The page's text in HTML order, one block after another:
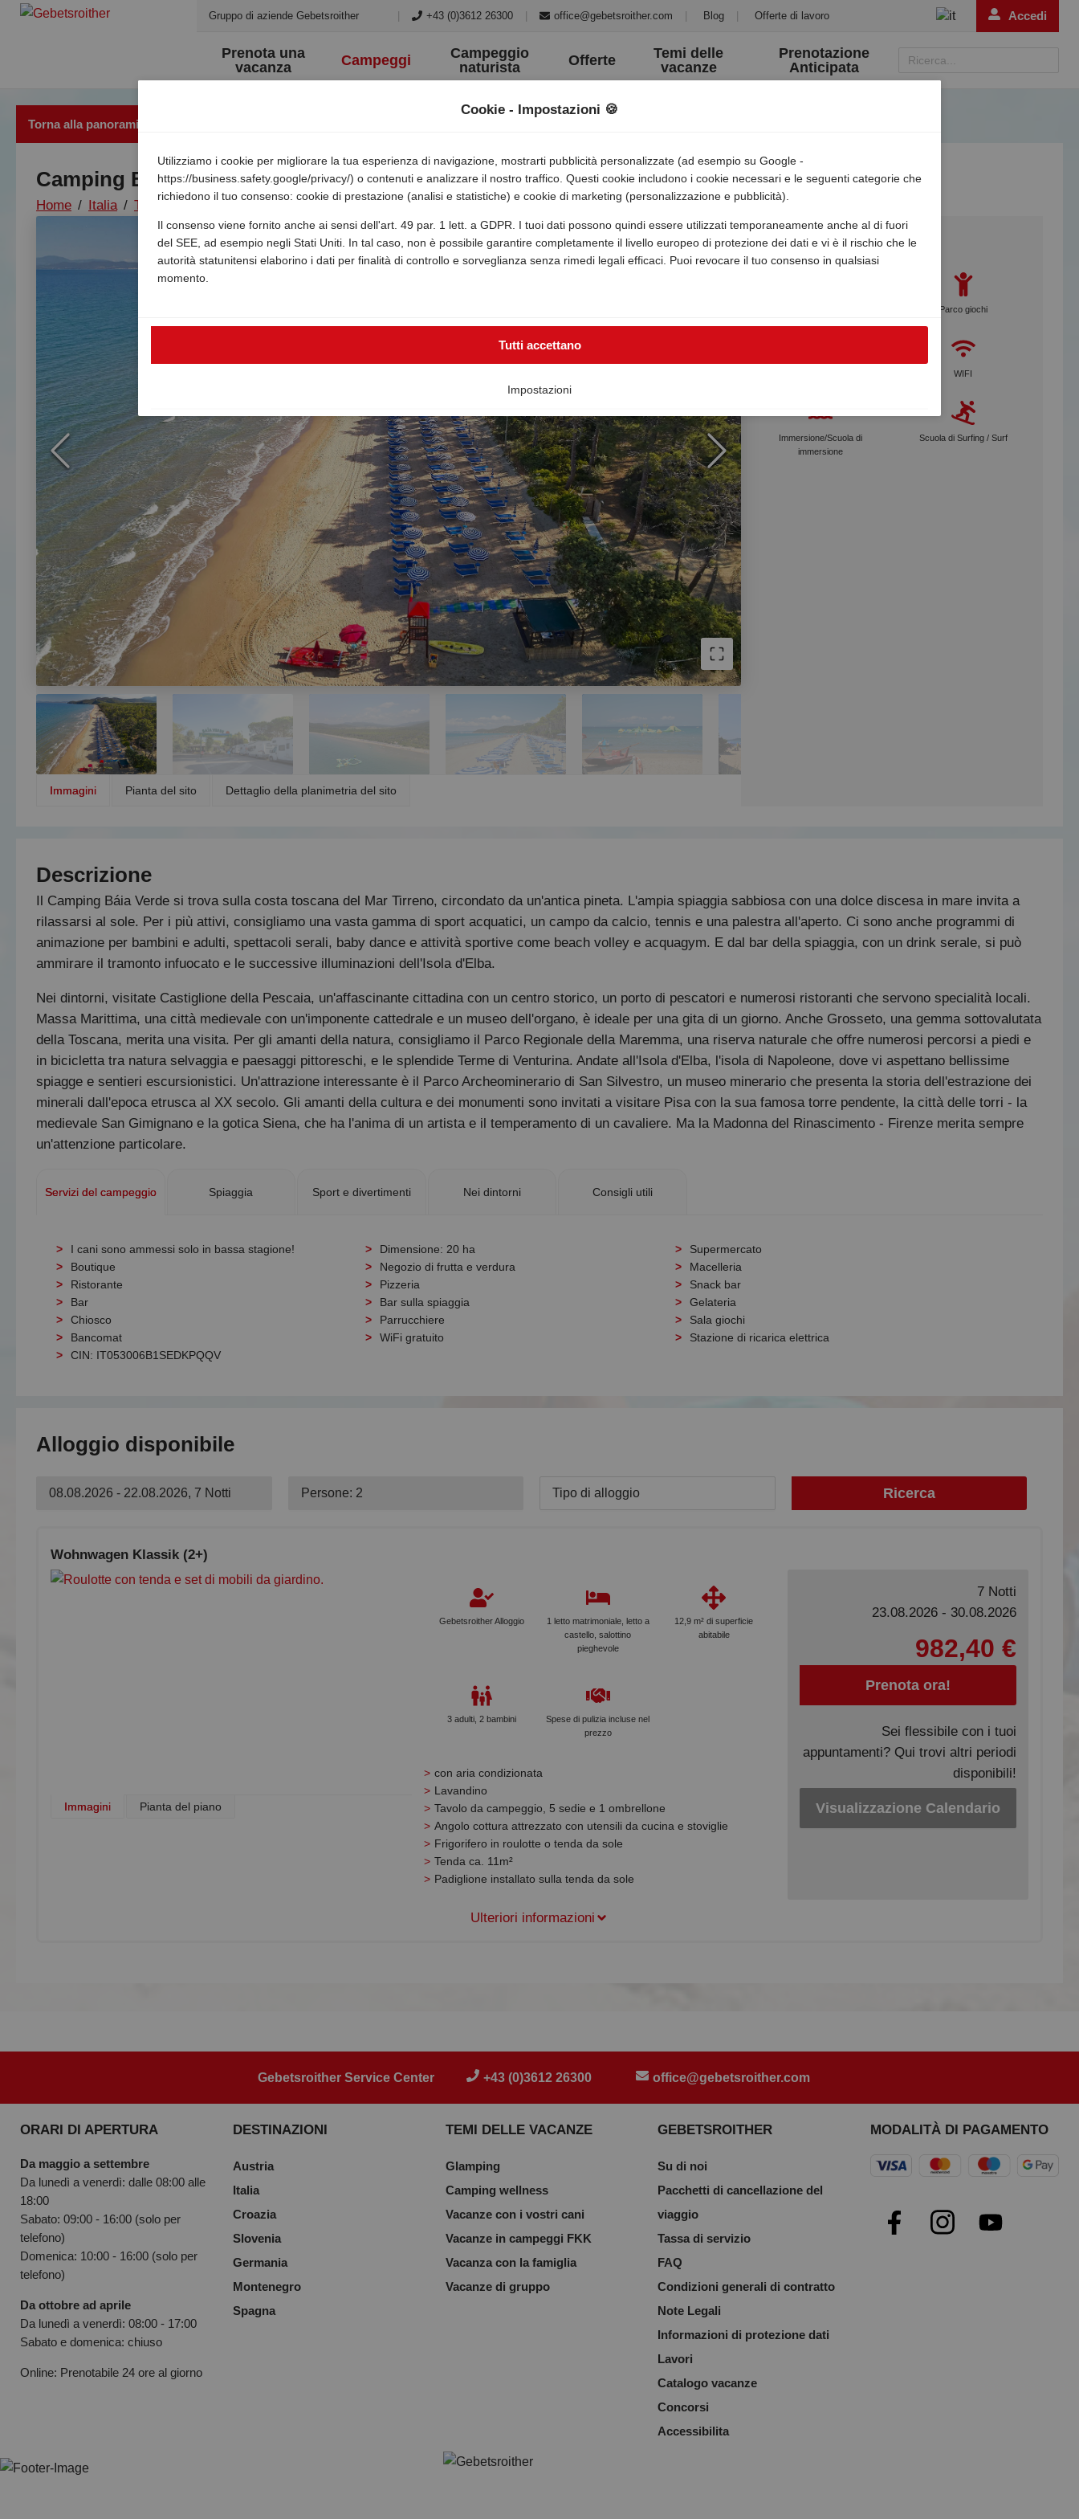
Gruppo di aziende Gebetsroither | +43 (0)3612 26300 | office@gebetsroither.com | Blog | Offerte di lavoro Accedi
Prenota una
vacanza
Campeggi
Campeggio
naturista
Offerte
Temi delle
vacanze
Prenotazione
Anticipata
Ricerca...
Torna alla panoramica
Camping Baia Verde
Home / Italia / Toscana / Castiglione / Camping baia verde
Immagini Pianta del sito Dettaglio della planimetria del sito
Services
Parco giochi
WIFI
Immersione/Scuola di
immersione
Scuola di Surfing / Surf
Descrizione
Il Camping Báia Verde si trova sulla costa toscana del Mar Tirreno, circondato da un'antica pineta. L'ampia spiaggia sabbiosa con una dolce discesa in mare invita a
rilassarsi al sole. Per i più attivi, consigliamo una vasta gamma di sport acquatici, un campo da calcio, tennis e una palestra all'aperto. Ci sono anche programmi di
animazione per bambini e adulti, spettacoli serali, baby dance e attività sportive come beach volley e acquagym. E dal bar della spiaggia, con un drink serale, si può
ammirare il tramonto infuocato e le successive illuminazioni dell'Isola d'Elba.
Nei dintorni, visitate Castiglione della Pescaia, un'affascinante cittadina con un centro storico, un porto di pescatori e numerosi ristoranti che servono specialità locali.
Massa Marittima, una città medievale con un'imponente cattedrale e un museo dell'organo, è ideale per una gita di un giorno. Anche Grosseto, una gemma sottovalutata
della Toscana, merita una visita. Per gli amanti della natura, consigliamo il Parco Regionale della Maremma, una riserva naturale che offre numerosi percorsi a piedi e
in bicicletta tra natura selvaggia e paesaggi pittoreschi, e le splendide Terme di Venturina. Andate all'Isola d'Elba, l'isola di Napoleone, dove vi aspettano bellissime
spiagge e sentieri escursionistici. Un'attrazione interessante è il Parco Archeominerario di San Silvestro, un museo minerario che presenta la storia dell'estrazione dei
minerali dall'epoca etrusca al XX secolo. Gli amanti della cultura e dei monumenti sono invitati a visitare Pisa con la sua famosa torre pendente, la città delle torri - la
medievale San Gimignano e la gotica Siena, che ha l'anima di un artista e il temperamento di un cavaliere. Ma la Madonna del Rinascimento - Firenze merita sempre
un'attenzione particolare.
Servizi del campeggio Spiaggia Sport e divertimenti Nei dintorni Consigli utili
I cani sono ammessi solo in bassa stagione! Dimensione: 20 ha
Supermercato
Boutique
Negozio di frutta e verdura
Macelleria
Ristorante
Pizzeria
Snack bar
Bar
Bar sulla spiaggia
Gelateria
Chiosco
Parrucchiere
Sala giochi
Bancomat
WiFi gratuito
Stazione di ricarica elettrica
CIN: IT053006B1SEDKPQQV
Alloggio disponibile
08.08.2026 - 22.08.2026, 7 Notti Persone: 2 Tipo di alloggio Ricerca
Wohnwagen Klassik (2+)
Immagini Pianta del piano
Gebetsroither Alloggio
1 letto matrimoniale, letto a
castello, salottino
pieghevole
12,9 m² di superficie
abitabile
3 adulti, 2 bambini
Spese di pulizia incluse nel
prezzo
con aria condizionata
Lavandino
Tavolo da campeggio, 5 sedie e 1 ombrellone
Angolo cottura attrezzato con utensili da cucina e stoviglie
Frigorifero in roulotte o tenda da sole
Tenda ca. 11m²
Padiglione installato sulla tenda da sole
7 Notti
23.08.2026 - 30.08.2026
982,40 €
Prenota ora!
Sei flessibile con i tuoi
appuntamenti? Qui trovi altri periodi
disponibili!
Visualizzazione Calendario
Ulteriori informazioni
Gebetsroither Service Center +43 (0)3612 26300 office@gebetsroither.com
ORARI DI APERTURA
Da maggio a settembre
Da lunedì a venerdì: dalle 08:00 alle
18:00
Sabato: 09:00 - 16:00 (solo per
telefono)
Domenica: 10:00 - 16:00 (solo per
telefono)
Da ottobre ad aprile
Da lunedì a venerdì: 08:00 - 17:00
Sabato e domenica: chiuso
Online: Prenotabile 24 ore al giorno
DESTINAZIONI
Austria
Italia
Croazia
Slovenia
Germania
Montenegro
Spagna
TEMI DELLE VACANZE
Glamping
Camping wellness
Vacanze con i vostri cani
Vacanze in campeggi FKK
Vacanza con la famiglia
Vacanze di gruppo
GEBETSROITHER
Su di noi
Pacchetti di cancellazione del
viaggio
Tassa di servizio
FAQ
Condizioni generali di contratto
Note Legali
Informazioni di protezione dati
Lavori
Catalogo vacanze
Concorsi
Accessibilita
MODALITÀ DI PAGAMENTO
Cookie - Impostazioni 🍪
Utilizziamo i cookie per migliorare la tua esperienza di navigazione, mostrarti pubblicità personalizzate (ad esempio su Google -
https://business.safety.google/privacy/) o contenuti e analizzare il nostro traffico. Questi cookie includono i cookie necessari e le seguenti categorie che
richiedono il tuo consenso: cookie di prestazione (analisi e statistiche) e cookie di marketing (personalizzazione e pubblicità).
Il consenso viene fornito anche ai sensi dell'art. 49 par. 1 lett. a GDPR. I tuoi dati possono quindi essere utilizzati temporaneamente anche al di fuori
del SEE, ad esempio negli Stati Uniti. In tal caso, non è possibile garantire completamente il livello europeo di protezione dei dati e vi è il rischio che le
autorità statunitensi elaborino i dati per finalità di controllo e sorveglianza senza rimedi legali efficaci. Puoi revocare il tuo consenso in qualsiasi
momento.
Impostazioni
Tutti accettano